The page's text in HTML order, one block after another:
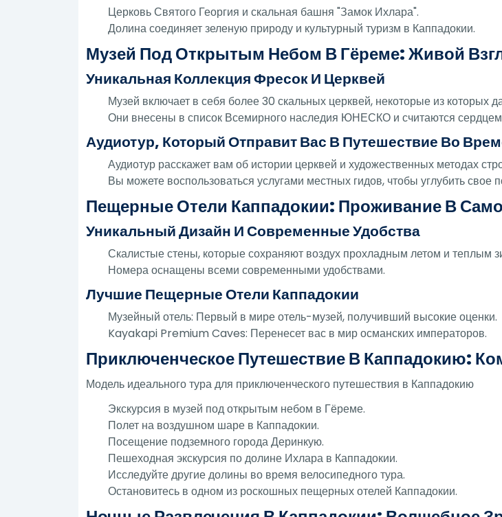
Церковь Святого Георгия и скальная башня "Замок Ихлара".
Долина соединяет зеленую природу и культурный туризм в Каппадокии.
Музей Под Открытым Небом В Гёреме: Живой
Уникальная Коллекция Фресок И Церквей
Музей включает в себя более 30 скальных церквей, некоторые из которых
Они внесены в список Всемирного наследия ЮНЕСКО и считаются
Аудиотур, Который Отправит Вас В Путешествие Во
Аудиотур расскажет вам об истории церквей и художественных методах
Вы можете воспользоваться услугами местных гидов, чтобы углубить свое
Пещерные Отели Каппадокии: Проживание В
Уникальный Дизайн И Современные Удобства
Скалистые стены, которые сохраняют воздух прохладным летом и теплым
Номера оснащены всеми современными удобствами.
Лучшие Пещерные Отели Каппадокии
Музейный отель: Первый в мире отель-музей, получивший высокие оценки.
Kayakapi Premium Caves: Перенесет вас в мир османских императоров.
Приключенческое Путешествие В Каппадокию:
Модель идеального тура для приключенческого путешествия в Каппадокию
Экскурсия в музей под открытым небом в Гёреме.
Полет на воздушном шаре в Каппадокии.
Посещение подземного города Деринкую.
Пешеходная экскурсия по долине Ихлара в Каппадокии.
Исследуйте другие долины во время велосипедного тура.
Остановитесь в одном из роскошных пещерных отелей Каппадокии.